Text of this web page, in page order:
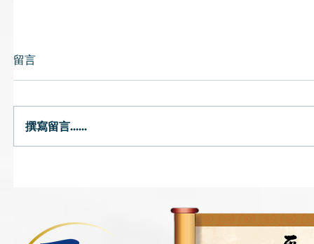
消暑解鬱悶
留言
撰寫留言......